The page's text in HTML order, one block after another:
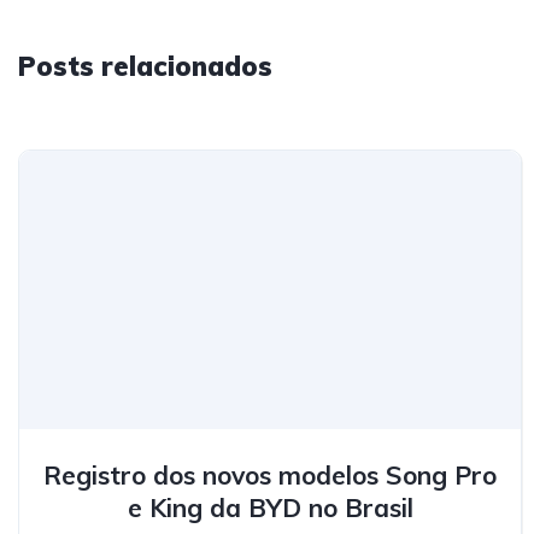
Posts relacionados
Registro dos novos modelos Song Pro
e King da BYD no Brasil